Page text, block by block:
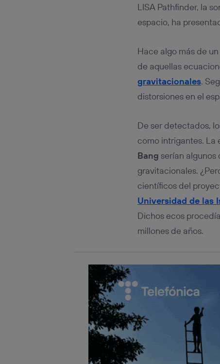
LISA Pathfinder, la
espacio, ha
Hace algo más de un
de aquellas
gravitacionales.
distorsiones en el
De ser detectados,
como intrigantes. La
Bang serían algunos
gravitacionales.
científicos del
Universidad de las
Dichos ecos
millones de años.
conecte
hayan
Si
Puedes
inferior